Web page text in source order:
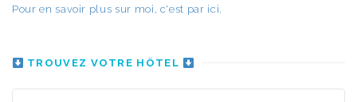
Pour en savoir plus sur moi, c'est par ici.
TROUVEZ VOTRE HÔTEL